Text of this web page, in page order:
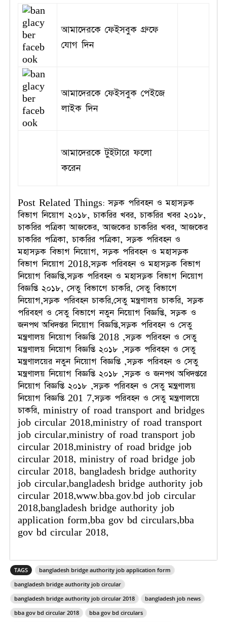
আমাদেরকে ফেইসবুক গ্রুফে
যোগ দিন
আমাদেরকে ফেইসবুক পেইজে
লাইক দিন
আমাদেরকে টুইটারে ফলো
করেন
Post Related Things: সড়ক পরিবহন ও মহাসড়ক
বিভাগ নিয়োগ ২০১৮, চাকরির খবর, চাকরির খবর ২০১৮,
চাকরির পত্রিকা আজকের, আজকের চাকরির খবর, আজকের
চাকরির পত্রিকা, চাকরির পত্রিকা, সড়ক পরিবহন ও
মহাসড়ক বিভাগ নিয়োগ, সড়ক পরিবহন ও মহাসড়ক
বিভাগ নিয়োগ 2018,সড়ক পরিবহন ও মহাসড়ক বিভাগ
নিয়োগ বিজ্ঞপ্তি,সড়ক পরিবহন ও মহাসড়ক বিভাগ নিয়োগ
বিজ্ঞপ্তি ২০১৮, সেতু বিভাগে চাকরি, সেতু বিভাগে
নিয়োগ,সড়ক পরিবহন চাকরি,সেতু মন্ত্রণালয় চাকরি, সড়ক
পরিবহণ ও সেতু বিভাগে নতুন নিয়োগ বিজ্ঞপ্তি, সড়ক ও
জনপথ অধিদপ্তর নিয়োগ বিজ্ঞপ্তি,সড়ক পরিবহন ও সেতু
মন্ত্রণালয় নিয়োগ বিজ্ঞপ্তি 2018 ,সড়ক পরিবহন ও সেতু
মন্ত্রণালয় নিয়োগ বিজ্ঞপ্তি ২০১৮ ,সড়ক পরিবহন ও সেতু
মন্ত্রণালয়ের নতুন নিয়োগ বিজ্ঞপ্তি ,সড়ক পরিবহন ও সেতু
মন্ত্রণালয় নিয়োগ বিজ্ঞপ্তি ২০১৮ ,সড়ক ও জনপথ অধিদপ্তরে
নিয়োগ বিজ্ঞপ্তি ২০১৮ ,সড়ক পরিবহন ও সেতু মন্ত্রণালয়
নিয়োগ বিজ্ঞপ্তি 201 7,সড়ক পরিবহন ও সেতু মন্ত্রণালয়ে
চাকরি, ministry of road transport and bridges
job circular 2018,ministry of road transport
job circular,ministry of road transport job
circular 2018,ministry of road bridge job
circular 2018, ministry of road bridge job
circular 2018, bangladesh bridge authority
job circular,bangladesh bridge authority job
circular 2018,www.bba.gov.bd job circular
2018,bangladesh bridge authority job
application form,bba gov bd circulars,bba
gov bd circular 2018,
TAGS
bangladesh bridge authority job application form
bangladesh bridge authority job circular
bangladesh bridge authority job circular 2018
bangladesh job news
bba gov bd circular 2018
bba gov bd circulars